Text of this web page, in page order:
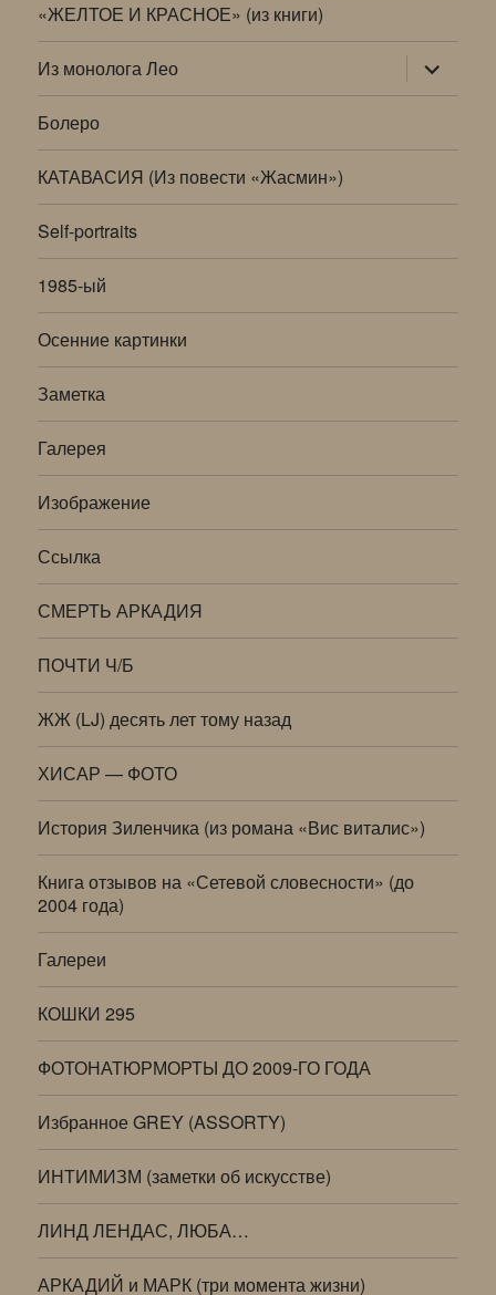
«ЖЕЛТОЕ И КРАСНОЕ» (из книги)
Из монолога Лео раскрыть
дочернее
меню
Болеро
КАТАВАСИЯ (Из повести «Жасмин»)
Self-portraits
1985-ый
Осенние картинки
Заметка
Галерея
Изображение
Ссылка
СМЕРТЬ АРКАДИЯ
ПОЧТИ Ч/Б
ЖЖ (LJ) десять лет тому назад
ХИСАР — ФОТО
История Зиленчика (из романа «Вис виталис»)
Книга отзывов на «Сетевой словесности» (до
2004 года)
Галереи
КОШКИ 295
ФОТОНАТЮРМОРТЫ ДО 2009-ГО ГОДА
Избранное GREY (ASSORTY)
ИНТИМИЗМ (заметки об искусстве)
ЛИНД ЛЕНДАС, ЛЮБА…
АРКАДИЙ и МАРК (три момента жизни)